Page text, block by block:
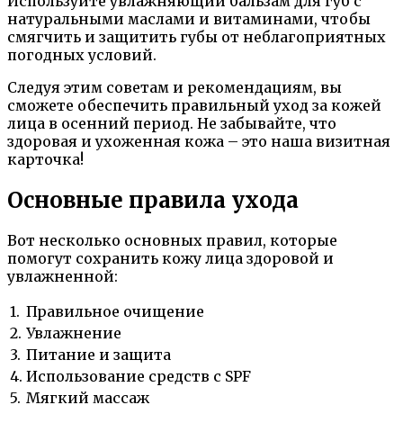
натуральными маслами и витаминами, чтобы
смягчить и защитить губы от неблагоприятных
погодных условий.
Следуя этим советам и рекомендациям, вы
сможете обеспечить правильный уход за кожей
лица в осенний период. Не забывайте, что
здоровая и ухоженная кожа – это наша визитная
карточка!
Основные правила ухода
Вот несколько основных правил, которые
помогут сохранить кожу лица здоровой и
увлажненной:
1. Правильное очищение
2. Увлажнение
3. Питание и защита
4. Использование средств с SPF
5. Мягкий массаж